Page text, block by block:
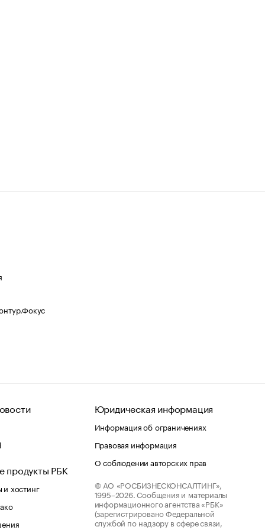
продукты РБК
хостинг
Юридическая информация
Информация об ограничениях
Правовая информация
О соблюдении авторских прав
© АО «РОСБИЗНЕСКОНСАЛТИНГ»,
1995–2026. Сообщения и материалы
информационного агентства «РБК»
(зарегистрировано Федеральной
службой по надзору в сфере связи,